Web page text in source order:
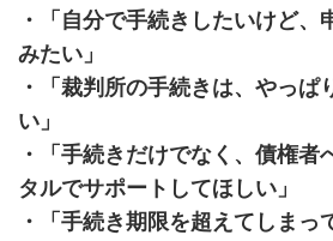
・「自分で手続きしたいけど、
みたい」
・「裁判所の手続きは、やっぱ
い」
・「手続きだけでなく、債権者
タルでサポートしてほしい」
・「手続き期限を超えてしまっ